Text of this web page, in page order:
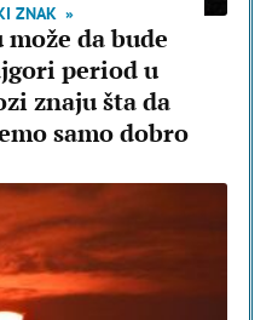
ZNAK
da bude
period u
znaju šta da
samo dobro